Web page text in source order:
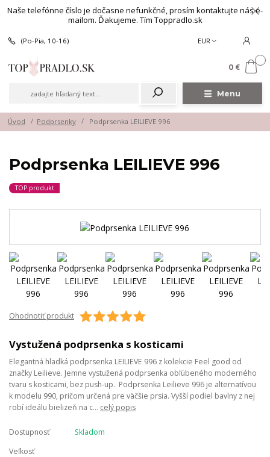
Naše telefónne číslo je dočasne nefunkčné, prosím kontaktujte nás e-
mailom. Ďakujeme. Tím Toppradlo.sk
Menu
EUR
(Po-Pia, 10-16)
0 €
Úvod Podprsenky Podprsenka LEILIEVE 996
Podprsenka LEILIEVE 996
TOP produkt
Ohodnotiť produkt
Vystužená podprsenka s kosticami
Elegantná hladká podprsenka LEILIEVE 996 z kolekcie Feel good od
značky Leilieve. Jemne vystužená podprsenka obľúbeného moderného
tvaru s kosticami, bez push-up. Podprsenka Leilieve 996 je alternatívou
k modelu 990, pričom určená pre väčšie prsia. Vyšší podiel bavlny z nej
robí ideálu bielizeň na c... celý popis
Dostupnosť
Skladom
Veľkosť